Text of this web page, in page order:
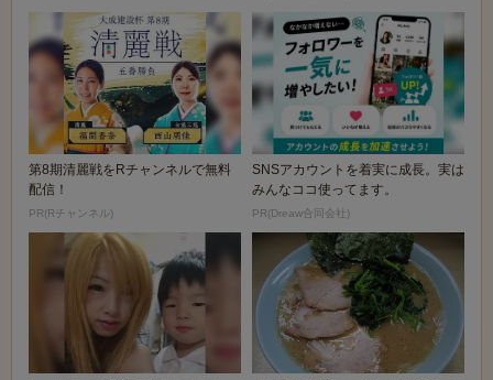
第8期清麗戦をRチャンネルで無料
配信！
PR(Rチャンネル)
SNSアカウントを着実に成長。実は
みんなココ使ってます。
PR(Dreaw合同会社)